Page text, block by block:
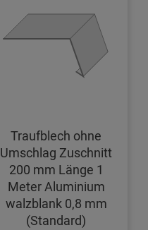
Traufblech ohne
Umschlag Zuschnitt
200 mm Länge 1
Meter Aluminium
walzblank 0,8 mm
(Standard)